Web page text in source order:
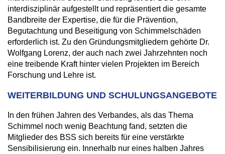
interdisziplinär aufgestellt und repräsentiert die gesamte
Bandbreite der Expertise, die für die Prävention,
Begutachtung und Beseitigung von Schimmelschäden
erforderlich ist. Zu den Gründungsmitgliedern gehörte Dr.
Wolfgang Lorenz, der auch nach zwei Jahrzehnten noch
eine treibende Kraft hinter vielen Projekten im Bereich
Forschung und Lehre ist.
WEITERBILDUNG UND SCHULUNGSANGEBOTE
In den frühen Jahren des Verbandes, als das Thema
Schimmel noch wenig Beachtung fand, setzten die
Mitglieder des BSS sich bereits für eine verstärkte
Sensibilisierung ein. Innerhalb nur eines halben Jahres